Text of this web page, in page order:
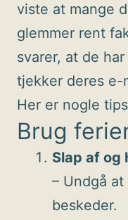
viste at mange
glemmer rent
svarer, at de
tjekker deres e-
Her er nogle
Brug
Slap af og
– Undgå
beskeder.